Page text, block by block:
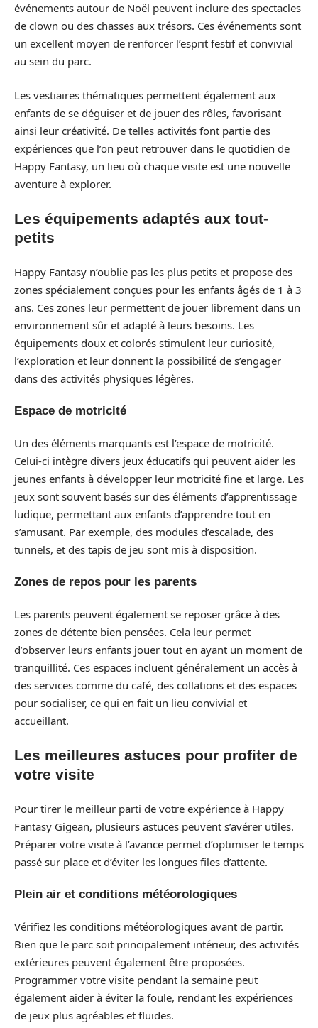
événements autour de Noël peuvent inclure des spectacles
de clown ou des chasses aux trésors. Ces événements sont
un excellent moyen de renforcer l’esprit festif et convivial
au sein du parc.
Les vestiaires thématiques permettent également aux
enfants de se déguiser et de jouer des rôles, favorisant
ainsi leur créativité. De telles activités font partie des
expériences que l’on peut retrouver dans le quotidien de
Happy Fantasy, un lieu où chaque visite est une nouvelle
aventure à explorer.
Les équipements adaptés aux tout-
petits
Happy Fantasy n’oublie pas les plus petits et propose des
zones spécialement conçues pour les enfants âgés de 1 à 3
ans. Ces zones leur permettent de jouer librement dans un
environnement sûr et adapté à leurs besoins. Les
équipements doux et colorés stimulent leur curiosité,
l’exploration et leur donnent la possibilité de s’engager
dans des activités physiques légères.
Espace de motricité
Un des éléments marquants est l’espace de motricité.
Celui-ci intègre divers jeux éducatifs qui peuvent aider les
jeunes enfants à développer leur motricité fine et large. Les
jeux sont souvent basés sur des éléments d’apprentissage
ludique, permettant aux enfants d’apprendre tout en
s’amusant. Par exemple, des modules d’escalade, des
tunnels, et des tapis de jeu sont mis à disposition.
Zones de repos pour les parents
Les parents peuvent également se reposer grâce à des
zones de détente bien pensées. Cela leur permet
d’observer leurs enfants jouer tout en ayant un moment de
tranquillité. Ces espaces incluent généralement un accès à
des services comme du café, des collations et des espaces
pour socialiser, ce qui en fait un lieu convivial et
accueillant.
Les meilleures astuces pour profiter de
votre visite
Pour tirer le meilleur parti de votre expérience à Happy
Fantasy Gigean, plusieurs astuces peuvent s’avérer utiles.
Préparer votre visite à l’avance permet d’optimiser le temps
passé sur place et d’éviter les longues files d’attente.
Plein air et conditions météorologiques
Vérifiez les conditions météorologiques avant de partir.
Bien que le parc soit principalement intérieur, des activités
extérieures peuvent également être proposées.
Programmer votre visite pendant la semaine peut
également aider à éviter la foule, rendant les expériences
de jeux plus agréables et fluides.